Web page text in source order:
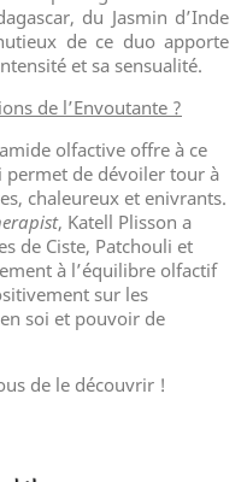
du Jasmin d’Inde
de ce duo apporte
et sa sensualité.
de l’Envoutante ?
olfactive offre à ce
de dévoiler tour à
chaleureux et enivrants.
, Katell Plisson a
de Ciste, Patchouli et
à l’équilibre olfactif
sur les
soi et pouvoir de
de le découvrir !